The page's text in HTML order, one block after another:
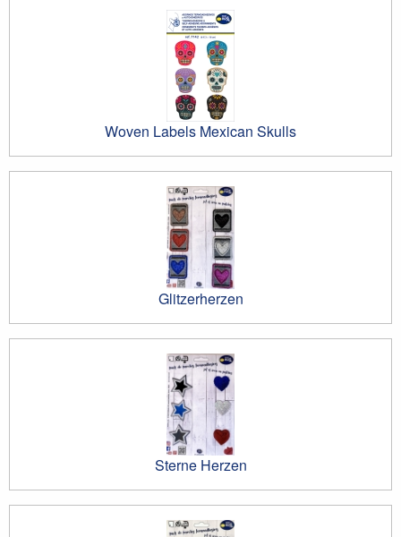
Woven Labels Mexican Skulls
Glitzerherzen
Sterne Herzen